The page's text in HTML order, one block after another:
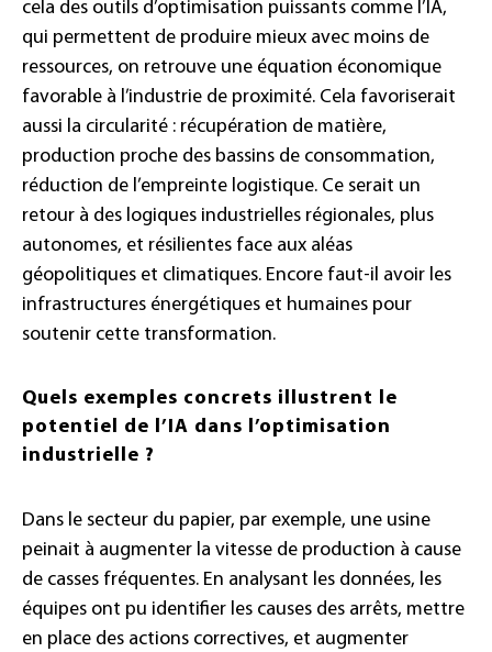
cela des outils d’optimisation puissants comme l’IA,
qui permettent de produire mieux avec moins de
ressources, on retrouve une équation économique
favorable à l’industrie de proximité. Cela favoriserait
aussi la circularité : récupération de matière,
production proche des bassins de consommation,
réduction de l’empreinte logistique. Ce serait un
retour à des logiques industrielles régionales, plus
autonomes, et résilientes face aux aléas
géopolitiques et climatiques. Encore faut-il avoir les
infrastructures énergétiques et humaines pour
soutenir cette transformation.
Quels exemples concrets illustrent le
potentiel de l’IA dans l’optimisation
industrielle ?
Dans le secteur du papier, par exemple, une usine
peinait à augmenter la vitesse de production à cause
de casses fréquentes. En analysant les données, les
équipes ont pu identifier les causes des arrêts, mettre
en place des actions correctives, et augmenter